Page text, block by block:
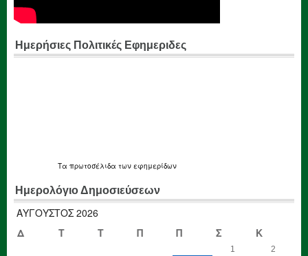
Ημερήσιες Πολιτικές Εφημεριδες
Τα πρωτοσέλιδα των εφημερίδων
Ημερολόγιο Δημοσιεύσεων
ΑΎΓΟΥΣΤΟΣ 2026
Δ
Τ Τ Π Π Σ Κ
1
2